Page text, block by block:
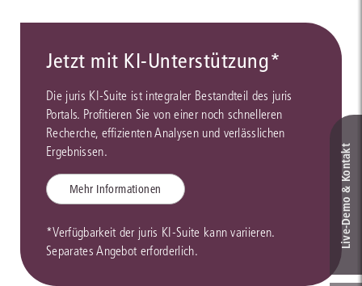
Jetzt mit KI-Unterstützung*
Die juris KI-Suite ist integraler Bestandteil des juris
Portals. Profitieren Sie von einer noch schnelleren
Recherche, effizienten Analysen und verlässlichen
Ergebnissen.
Mehr Informationen
*Verfügbarkeit der juris KI-Suite kann variieren.
Separates Angebot erforderlich.
Live‑Demo & Kontakt